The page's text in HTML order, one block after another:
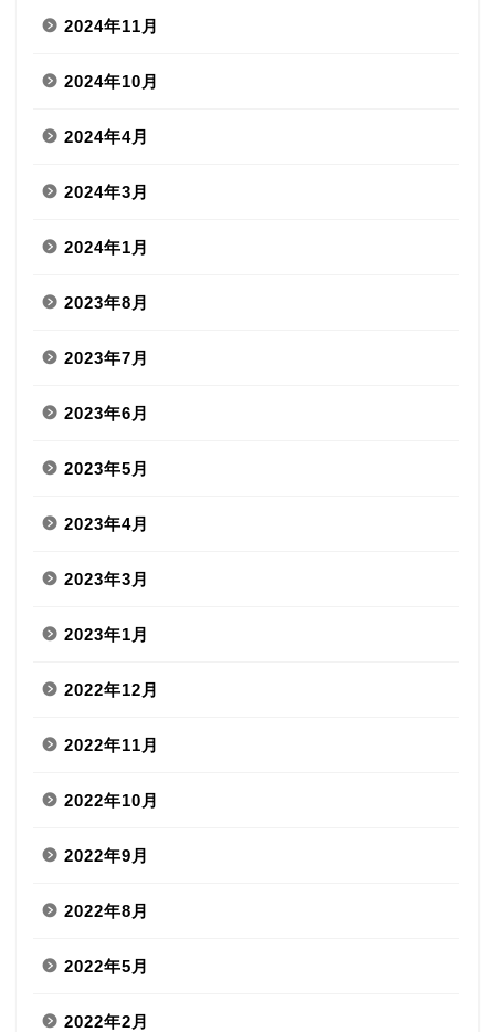
2024年11月
2024年10月
2024年4月
2024年3月
2024年1月
2023年8月
2023年7月
2023年6月
2023年5月
2023年4月
2023年3月
2023年1月
2022年12月
2022年11月
2022年10月
2022年9月
2022年8月
2022年5月
2022年2月